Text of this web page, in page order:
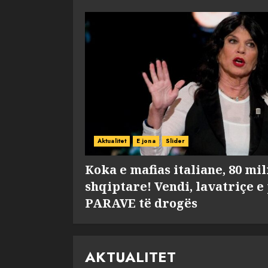
Aktualitet E jona Slider
Koka e mafias italiane, 80
shqiptare! Vendi, lavatriçe
PARAVE të drogës
AKTUALITET